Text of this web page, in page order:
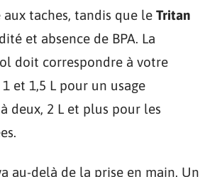
aux taches, tandis que le Tritan
et absence de BPA. La
doit correspondre à votre
et 1,5 L pour un usage
deux, 2 L et plus pour les
au-delà de la prise en main. Un